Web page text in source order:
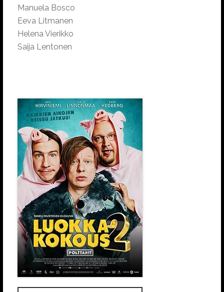
Manuela Bosco
Eeva Litmanen
Helena Vierikko
Saija Lentonen